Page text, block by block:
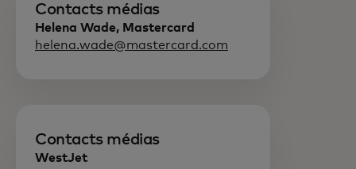
Contacts médias
Helena Wade, Mastercard
helena.wade@mastercard.com
Contacts médias
WestJet